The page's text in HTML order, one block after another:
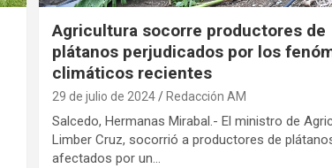
Agricultura socorre productores de
plátanos perjudicados por los
climáticos recientes
29 de julio de 2024 Redacción AM
Salcedo, Hermanas Mirabal.- El ministro de
Limber Cruz, socorrió a productores de
afectados por un…